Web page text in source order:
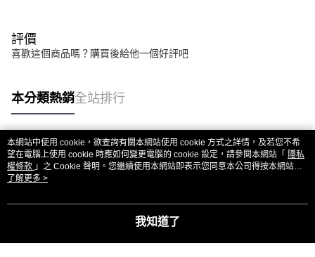
評價
喜歡這個商品嗎？購買後給他一個好評吧
本分類熱銷全站排行
熱門標籤
本網站中使用 cookie，欲查詢有關本網站使用 cookie 方式之詳情，及若您不希
望在電腦上使用 cookie 時應如何變更電腦的 cookie 設定，請參閱本網站「 隱私
權條款 」之 Cookie 聲明。您繼續使用本網站即表示您同意本公司得按本網站使
用條款之 Cookie 聲明使用 cookie。
了解更多 >
我知道了